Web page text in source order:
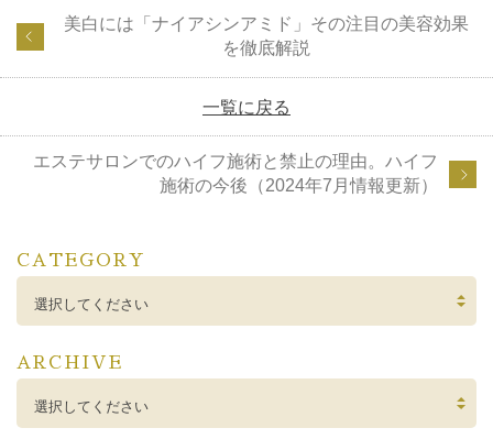
美白には「ナイアシンアミド」その注目の美容効果
を徹底解説
一覧に戻る
エステサロンでのハイフ施術と禁止の理由。ハイフ
施術の今後（2024年7月情報更新）
CATEGORY
選択してください
ARCHIVE
選択してください